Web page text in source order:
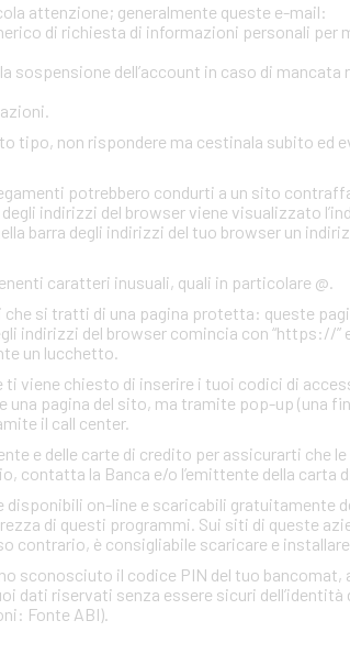
attenzione; generalmente queste e-mail:
di richiesta di informazioni personali per
sospensione dell’account in caso di
tipo, non rispondere ma cestinala subito ed
potrebbero condurti a un sito
indirizzi del browser viene visualizzato
barra degli indirizzi del tuo browser un
caratteri inusuali, quali in particolare @.
si tratti di una pagina protetta: queste
indirizzi del browser comincia con “https://”
un lucchetto.
viene chiesto di inserire i tuoi codici di
pagina del sito, ma tramite pop-up (una
il call center.
e delle carte di credito per assicurarti che
contatta la Banca e/o l’emittente della carta
on-line e scaricabili gratuitamente
di questi programmi. Sui siti di queste
contrario, è consigliabile scaricare e
sconosciuto il codice PIN del tuo
dati riservati senza essere sicuri dell’identità
Fonte ABI).